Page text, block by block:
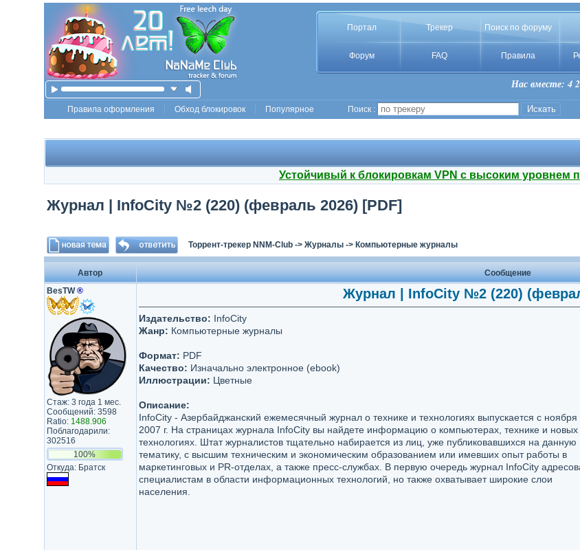
Портал Трекер Поиск по форуму
Форум FAQ Правила
Нас вместе: 4
Правила оформления Обход блокировок Популярное Поиск :
Устойчивый к блокировкам VPN с высоким уровнем
Журнал | InfoCity №2 (220) (февраль 2026) [PDF]
Торрент-трекер NNM-Club-> Журналы-> Компьютерные журналы
Автор
Сообщение
BesTW®
Стаж: 3 года 1 мес.
Сообщений: 3598
Ratio: 1488.906
Поблагодарили:
302516
100%
Откуда: Братск
Журнал | InfoCity №2 (220)
Издательство: InfoCity
Жанр: Компьютерные журналы
Формат: PDF
Качество: Изначально электронное (ebook)
Иллюстрации: Цветные
Описание:
InfoCity - Азербайджанский ежемесячный журнал о технике и технологиях выпускается с ноября
2007 г. На страницах журнала InfoCity вы найдете информацию о компьютерах, технике и новых
технологиях. Штат журналистов тщательно набирается из лиц, уже публиковавшихся на данную
тематику, с высшим техническим и экономическим образованием или имевших опыт работы в
маркетинговых и PR-отделах, а также пресс-службах. В первую очередь журнал InfoCity
специалистам в области информационных технологий, но также охватывает широкие слои
населения.